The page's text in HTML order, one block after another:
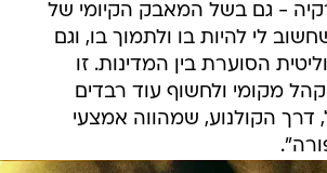
- גם בשל המאבק הקיומי של
לי להיות בו ולתמוך בו, וגם
הסוערת בין המדינות. זו
מקומי ולחשוף עוד רבדים
דרך הקולנוע, שמהווה אמצעי